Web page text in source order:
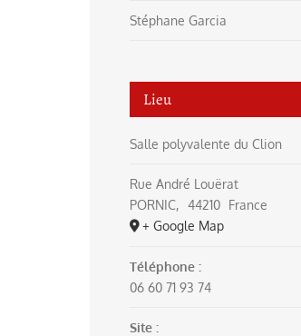
Stéphane Garcia
Lieu
Salle polyvalente du Clion
Rue André Louërat
PORNIC, 44210
France
+ Google Map
Téléphone :
06 60 71 93 74
Site :